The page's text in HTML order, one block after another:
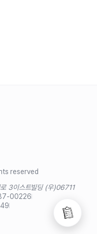
reserved
3이스트빌딩 (우)06711
00226